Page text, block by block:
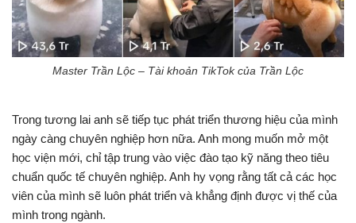
Master Trần Lộc – Tài khoản TikTok của Trần Lộc
Trong tương lai anh sẽ tiếp tục phát triển thương hiệu của mình
ngày càng chuyên nghiệp hơn nữa. Anh mong muốn mở một
học viện mới, chỉ tập trung vào việc đào tạo kỹ năng theo tiêu
chuẩn quốc tế chuyên nghiệp. Anh hy vọng rằng tất cả các học
viên của mình sẽ luôn phát triển và khẳng định được vị thế của
mình trong ngành.